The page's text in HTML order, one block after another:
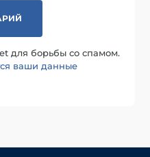
для борьбы со спамом.
ваши данные